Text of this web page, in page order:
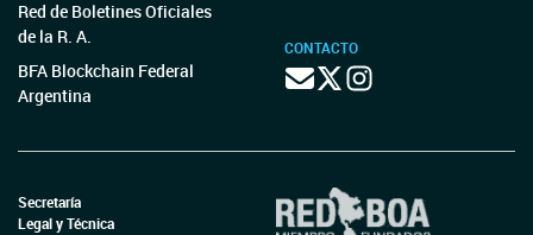
Red de Boletines Oficiales
de la R. A.
BFA Blockchain Federal
Argentina
CONTACTO
Secretaría
Legal y Técnica